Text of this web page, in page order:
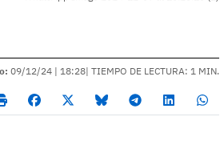
09/12/24 | 18:28| TIEMPO DE LECTURA: 1 MIN.